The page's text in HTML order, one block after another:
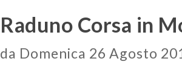
Raduno Corsa in
da Domenica 26 Agosto